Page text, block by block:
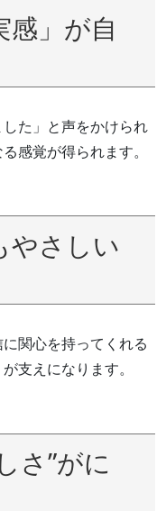
感」が自
た」と声をかけられ
感覚が得られます。
やさしい
関心を持ってくれる
支えになります。
さ”がに